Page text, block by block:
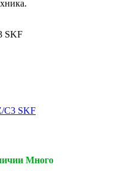
SKF
C3 SKF
Много